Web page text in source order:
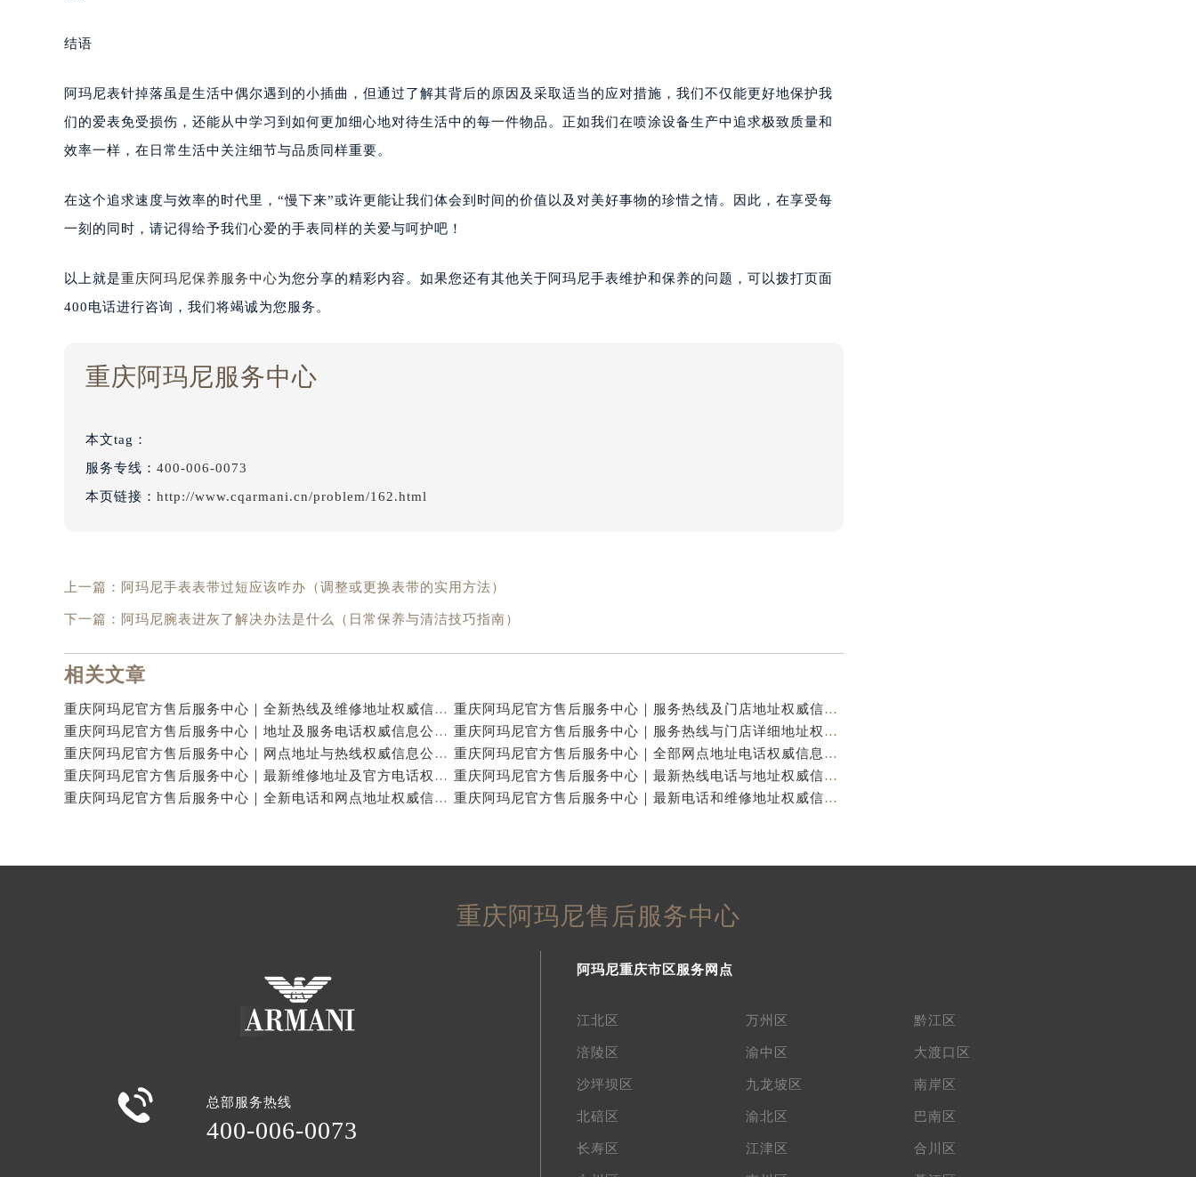
结语
阿玛尼表针掉落虽是生活中偶尔遇到的小插曲，但通过了解其背后的原因及采取适当的应对措施，我们不仅能更好地保护我
们的爱表免受损伤，还能从中学习到如何更加细心地对待生活中的每一件物品。正如我们在喷涂设备生产中追求极致质量和
效率一样，在日常生活中关注细节与品质同样重要。
在这个追求速度与效率的时代里，“慢下来”或许更能让我们体会到时间的价值以及对美好事物的珍惜之情。因此，在享受每
一刻的同时，请记得给予我们心爱的手表同样的关爱与呵护吧！
以上就是重庆阿玛尼保养服务中心为您分享的精彩内容。如果您还有其他关于阿玛尼手表维护和保养的问题，可以拨打页面
400电话进行咨询，我们将竭诚为您服务。
重庆阿玛尼服务中心
本文tag：
服务专线： 400-006-0073
本页链接： http://www.cqarmani.cn/problem/162.html
上一篇： 阿玛尼手表表带过短应该咋办（调整或更换表带的实用方法）
下一篇： 阿玛尼腕表进灰了解决办法是什么（日常保养与清洁技巧指南）
相关文章
重庆阿玛尼官方售后服务中心｜全新热线及维修地址权威信息公示（2026年7月最新）
重庆阿玛尼官方售后服务中心｜服务热线及门店地址权威信息公示（2026年7月最新）
重庆阿玛尼官方售后服务中心｜地址及服务电话权威信息公示（2026年7月最新）
重庆阿玛尼官方售后服务中心｜服务热线与门店详细地址权威信息公示（2026年7月最新）
重庆阿玛尼官方售后服务中心｜网点地址与热线权威信息公示（2026年7月最新）
重庆阿玛尼官方售后服务中心｜全部网点地址电话权威信息公示（2026年7月最新）
重庆阿玛尼官方售后服务中心｜最新维修地址及官方电话权威信息公示（2026年7月最新）
重庆阿玛尼官方售后服务中心｜最新热线电话与地址权威信息公示（2026年7月最新）
重庆阿玛尼官方售后服务中心｜全新电话和网点地址权威信息公示（2026年7月最新）
重庆阿玛尼官方售后服务中心｜最新电话和维修地址权威信息公示（2026年7月最新）
重庆阿玛尼售后服务中心
 总部服务热线
400-006-0073
阿玛尼重庆市区服务网点
江北区 万州区 黔江区
涪陵区 渝中区 大渡口区
沙坪坝区 九龙坡区 南岸区
北碚区 渝北区 巴南区
长寿区 江津区 合川区